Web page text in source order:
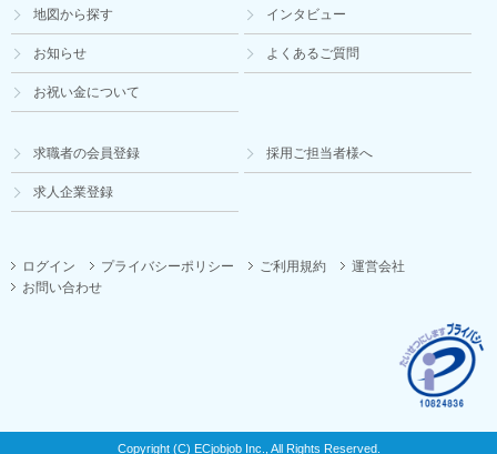
地図から探す インタビュー
お知らせ よくあるご質問
お祝い金について
求職者の会員登録 採用ご担当者様へ
求人企業登録
ログイン プライバシーポリシー ご利用規約
運営会社
お問い合わせ
Copyright (C) ECjobjob Inc., All Rights Reserved.